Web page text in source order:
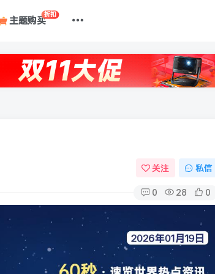
主题购买
折扣
关注 私信
0 28 0